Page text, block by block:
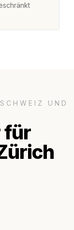
UND
für